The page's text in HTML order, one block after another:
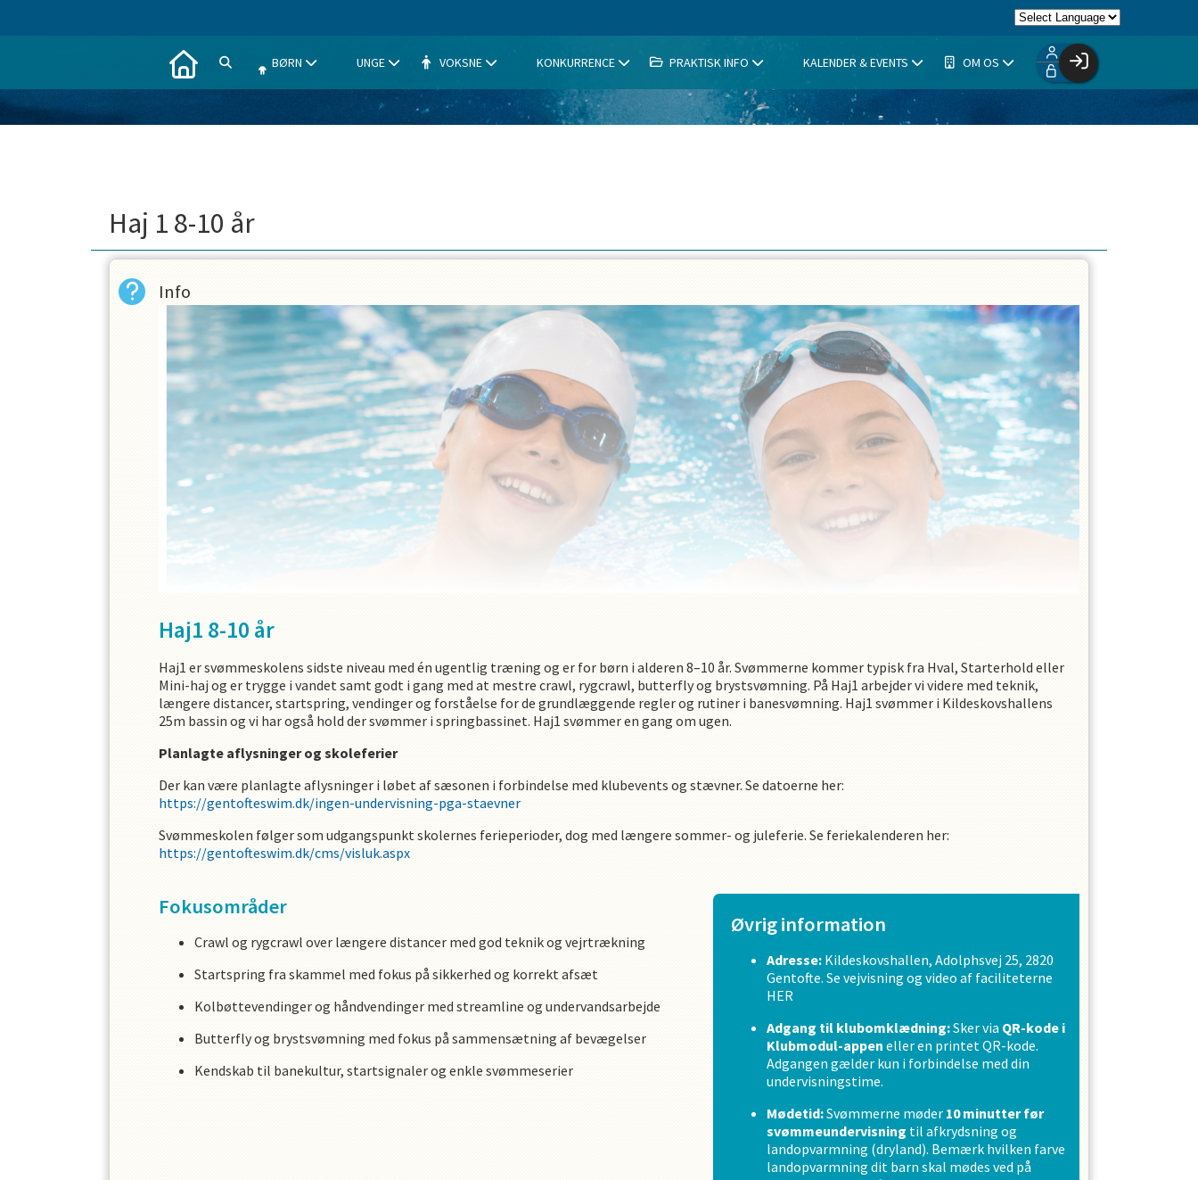
BØRN UNGE VOKSNE KONKURRENCE PRAKTISK INFO KALENDER & EVENTS OM OS
Facebook login
Haj 1 8-10 år
Info
Haj1 8-10 år
Haj1 er svømmeskolens sidste niveau med én ugentlig træning og er for børn i alderen 8–10 år. Svømmerne kommer typisk fra Hval, Starterhold eller
Mini-haj og er trygge i vandet samt godt i gang med at mestre crawl, rygcrawl, butterfly og brystsvømning. På Haj1 arbejder vi videre med teknik,
længere distancer, startspring, vendinger og forståelse for de grundlæggende regler og rutiner i banesvømning. Haj1 svømmer i Kildeskovshallens
25m bassin og vi har også hold der svømmer i springbassinet. Haj1 svømmer en gang om ugen.
Planlagte aflysninger og skoleferier
Der kan være planlagte aflysninger i løbet af sæsonen i forbindelse med klubevents og stævner. Se datoerne her:
https://gentofteswim.dk/ingen-undervisning-pga-staevner
Svømmeskolen følger som udgangspunkt skolernes ferieperioder, dog med længere sommer- og juleferie. Se feriekalenderen her:
https://gentofteswim.dk/cms/visluk.aspx
Fokusområder
Crawl og rygcrawl over længere distancer med god teknik og vejrtrækning
Startspring fra skammel med fokus på sikkerhed og korrekt afsæt
Kolbøttevendinger og håndvendinger med streamline og undervandsarbejde
Butterfly og brystsvømning med fokus på sammensætning af bevægelser
Kendskab til banekultur, startsignaler og enkle svømmeserier
Øvrig information
Adresse:Kildeskovshallen, Adolphsvej 25, 2820
Gentofte. Se vejvisning og video af faciliteterne
HER
Adgang til klubomklædning:Sker via QR-kode i
Klubmodul-appen eller en printet QR-kode.
Adgangen gælder kun i forbindelse med din
undervisningstime.
Mødetid:Svømmerne møder 10minutter før
svømmeundervisning til afkrydsning og
landopvarmning (dryland). Bemærk hvilken farve
landopvarmning dit barn skal mødes ved på